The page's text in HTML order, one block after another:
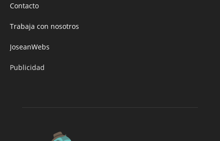
Contacto
Trabaja con nosotros
JoseanWebs
Publicidad